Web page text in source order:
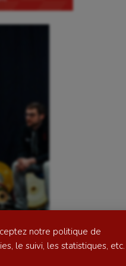
notre politique de
le suivi, les statistiques, etc.
Kayak-polo
paume
Natation artistique